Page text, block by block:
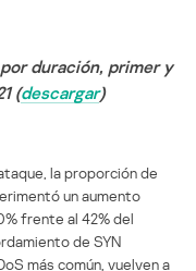
duración, primer y
(descargar)
la proporción de
un aumento
frente al 42% del
de SYN
más común, vuelven a